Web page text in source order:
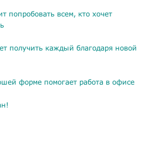
попробовать всем, кто хочет
получить каждый благодаря новой
форме помогает работа в офисе